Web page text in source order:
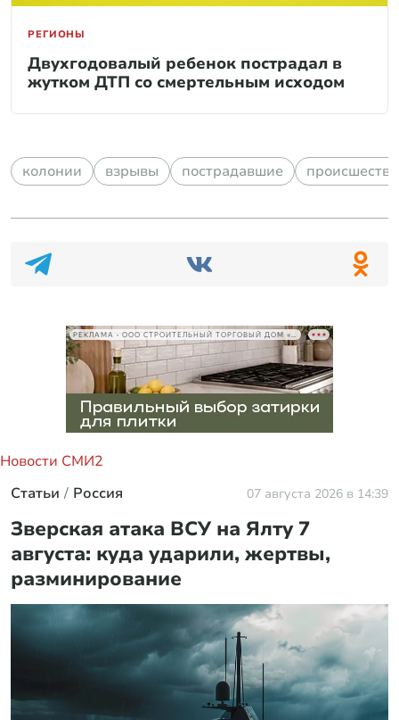
РЕГИОНЫ
Двухгодовалый ребенок пострадал в
жутком ДТП со смертельным исходом
колонии взрывы пострадавшие
РЕКЛАМА • ООО СТРОИТЕЛЬНЫЙ ТОРГОВЫЙ ДОМ «ПЕТРОВИЧ», ИНН 7802348846
Новости СМИ2
Статьи
Россия 07 августа 2026 в 14:39
Зверская атака ВСУ на Ялту 7
августа: куда ударили, жертвы,
разминирование